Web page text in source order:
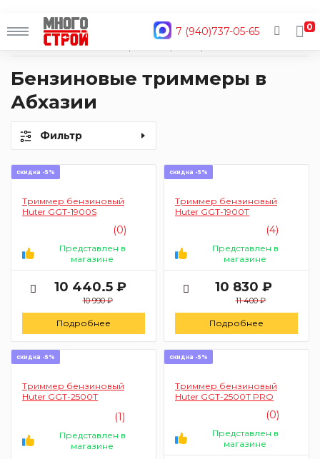
7 (940)737-05-65
0
Главная
Каталог
Бензиновые триммеры в
Абхазии
Фильтр
скидка -5%
Триммер бензиновый
Huter GGT-1900S
(0)
Представлен в
магазине
10 440.5 ₽
10 990 ₽
Подробнее
скидка -5%
Триммер бензиновый
Huter GGT-1900T
(4)
Представлен в
магазине
10 830 ₽
11 400 ₽
Подробнее
скидка -5%
Триммер бензиновый
Huter GGT-2500T
(1)
Представлен в
магазине
скидка -5%
Триммер бензиновый
Huter GGT-2500T PRO
(0)
Представлен в
магазине